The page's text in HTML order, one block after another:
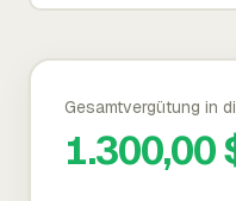
Gesamtvergütung in
1.300,00